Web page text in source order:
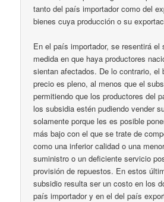
tanto del país importador como del
bienes cuya producción o su
En el país importador, se resentirá el
medida en que haya productores
sientan afectados. De lo contrario, el
precio es pleno, al menos que el
permitiendo que los productores del
los subsidia estén pudiendo vender
solamente porque les es posible
más bajo con el que se trate de
como una inferior calidad o una
suministro o un deficiente servicio
provisión de repuestos. En estos
subsidio resulta ser un costo en los
país importador y en el del país